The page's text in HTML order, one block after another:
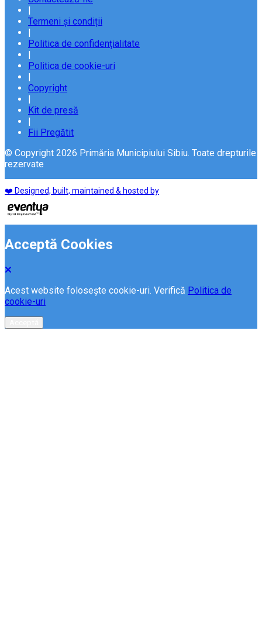
Termeni și condiții
Politica de confidențialitate
Politica de cookie-uri
Copyright
Kit de presă
Fii Pregătit
© Copyright 2026 Primăria Municipiului Sibiu. Toate drepturile
rezervate
❤️ Designed, built, maintained & hosted by
Acceptă Cookies
Acest website folosește cookie-uri. Verifică Politica de
cookie-uri